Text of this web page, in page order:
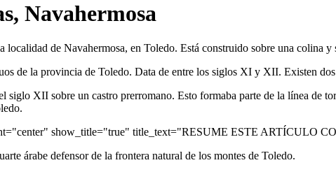
Navahermosa
localidad de Navahermosa, en Toledo. Está construido sobre una colina
de la provincia de Toledo. Data de entre los siglos XI y XII. Existen
siglo XII sobre un castro prerromano. Esto formaba parte de la línea de
show_title="true" title_text="RESUME ESTE ARTÍCULO
árabe defensor de la frontera natural de los montes de Toledo.